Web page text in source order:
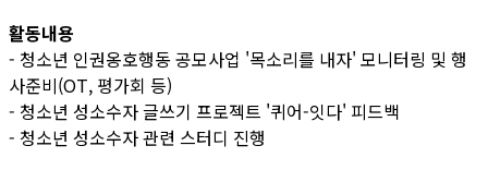
활동내용
- 청소년 인권옹호행동 공모사업 '목소리를 내자' 모니터링 및 행
사준비(OT, 평가회 등)
- 청소년 성소수자 글쓰기 프로젝트 '퀴어-잇다' 피드백
- 청소년 성소수자 관련 스터디 진행